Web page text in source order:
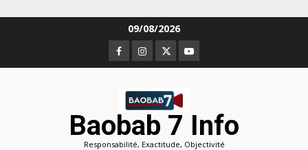
09/08/2026
Facebook
Instagram
TwitterYoutube
Baobab 7 Info
Responsabilité, Exactitude, Objectivité